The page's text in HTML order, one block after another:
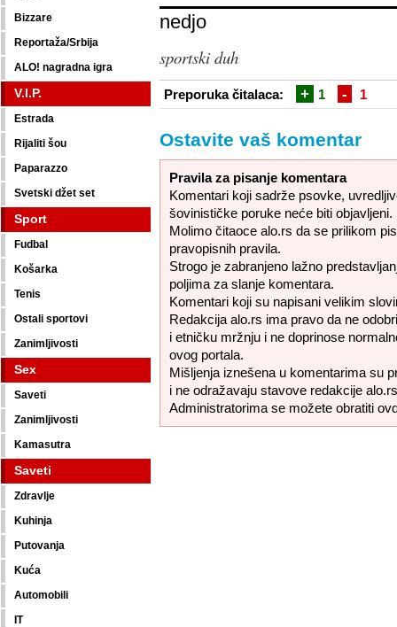
Bizzare
Reportaža/Srbija
ALO! nagradna igra
V.I.P.
Estrada
Rijaliti šou
Paparazzo
Svetski džet set
Sport
Fudbal
Košarka
Tenis
Ostali sportovi
Zanimljivosti
Sex
Saveti
Zanimljivosti
Kamasutra
Saveti
Zdravlje
Kuhinja
Putovanja
Kuća
Automobili
IT
nedjo
sportski duh
Preporuka čitalaca: + 1 - 1
Ostavite vaš komentar
Pravila za pisanje komentara
Komentari koji sadrže psovke,
šovinističke poruke neće biti objavljeni.
Molimo čitaoce alo.rs da se prilikom
pravopisnih pravila.
Strogo je zabranjeno lažno
poljima za slanje komentara.
Komentari koji su napisani velikim
Redakcija alo.rs ima pravo da ne
i etničku mržnju i ne doprinose
ovog portala.
Mišljenja iznešena u komentarima su
i ne odražavaju stavove redakcije
Administratorima se možete obratiti